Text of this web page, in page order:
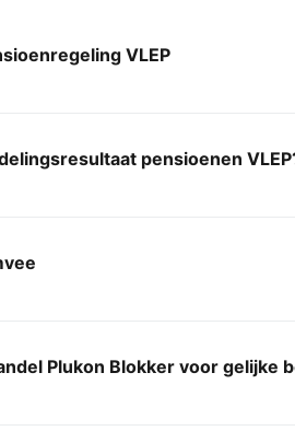
VLEP
pensioenen
Plukon Blokker voor gelijke